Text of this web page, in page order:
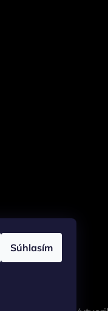
Súhlasím